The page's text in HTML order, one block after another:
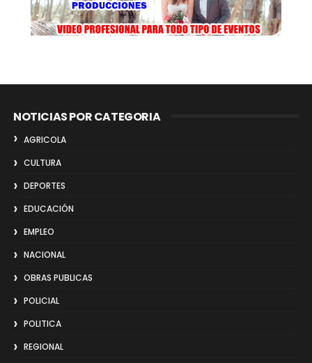
NOTICIAS POR CATEGORIA
AGRICOLA
CULTURA
DEPORTES
EDUCACIÓN
EMPLEO
NACIONAL
OBRAS PUBLICAS
POLICIAL
POLITICA
REGIONAL